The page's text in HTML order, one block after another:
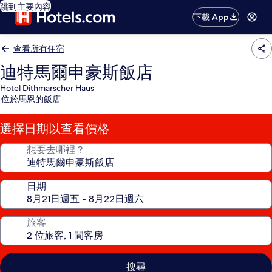
跳到主要內容
下載 App
查看所有住宿
迪特馬爾申豪斯飯店
Hotel Dithmarscher Haus
位於馬恩的飯店
選擇日期以查看價格
想要去哪裡？
日期
旅客
搜尋